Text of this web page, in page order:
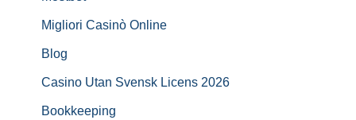
Migliori Casinò Online
Blog
Casino Utan Svensk Licens 2026
Bookkeeping